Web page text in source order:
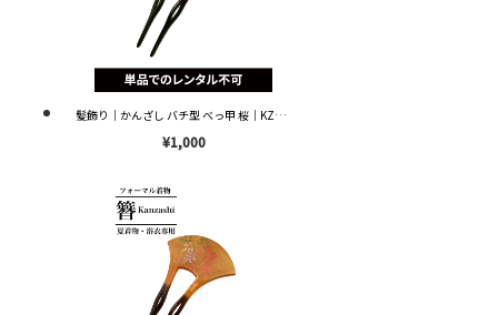
髪飾り｜かんざし バチ型 べっ甲 桜｜KZ0084 ※単品レンタル不可※
¥1,000